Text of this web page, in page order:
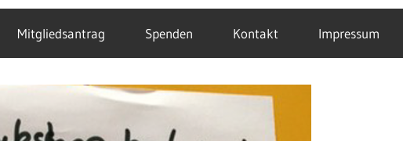
Mitgliedsantrag Spenden Kontakt Impressum